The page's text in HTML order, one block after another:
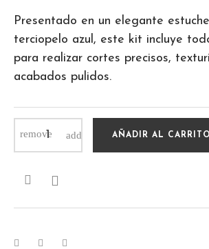
Presentado en un elegante
terciopelo azul, este kit incluye
para realizar cortes precisos,
acabados pulidos.
AÑADIR AL CARRITO
